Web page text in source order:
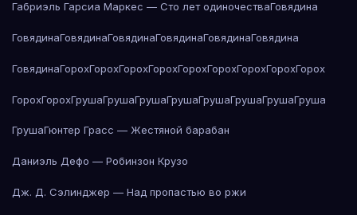
Габриэль Гарсиа Маркес — Сто лет одиночестваГовядина
ГовядинаГовядинаГовядинаГовядинаГовядинаГовядина
ГовядинаГорохГорохГорохГорохГорохГорохГорохГорохГорох
ГорохГорохГрушаГрушаГрушаГрушаГрушаГрушаГрушаГруша
ГрушаГюнтер Грасс — Жестяной барабан
Даниэль Дефо — Робинзон Крузо
Дж. Д. Сэлинджер — Над пропастью во ржи